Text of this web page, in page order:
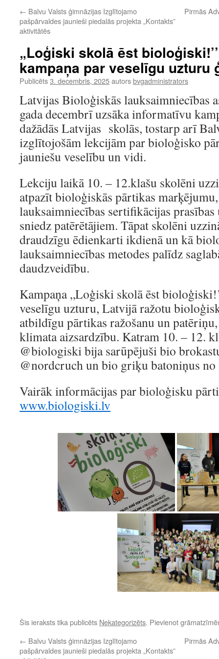
← Balvu Valsts ģimnāzijas Izglītojamo
pašpārvaldes jaunieši piedalās projekta „Kontakts”
aktivitātēs
Pirmās
„Loģiski skolā ēst
kampaņa par veselīgu uzturu
Publicēts3. decembris, 2025autorsbvgadministrators
Latvijas Bioloģiskās lauksaimniecības
gada decembrī uzsāka informatīvu
dažādās Latvijas skolās, tostarp arī
izglītojošām lekcijām par bioloģisko
jauniešu veselību un vidi.
Lekciju laikā 10. – 12.klašu skolēni
atpazīt bioloģiskās pārtikas
lauksaimniecības sertifikācijas prasības
sniedz patērētājiem. Tāpat skolēni
draudzīgu ēdienkarti ikdienā un kā
lauksaimniecības metodes palīdz
daudzveidību.
Kampaņa „Loģiski skolā ēst
veselīgu uzturu, Latvijā ražotu
atbildīgu pārtikas ražošanu un
klimata aizsardzību. Katram 10. – 12.
@biologiski bija sarūpējuši bio
@nordcruch un bio griķu batoniņus
Vairāk informācijas par bioloģisku
www.biologiski.lv
Šis ieraksts tika publicēts Nekategorizēts. Pievienot
← Balvu Valsts ģimnāzijas Izglītojamo
pašpārvaldes jaunieši piedalās projekta „Kontakts”
Pirmās